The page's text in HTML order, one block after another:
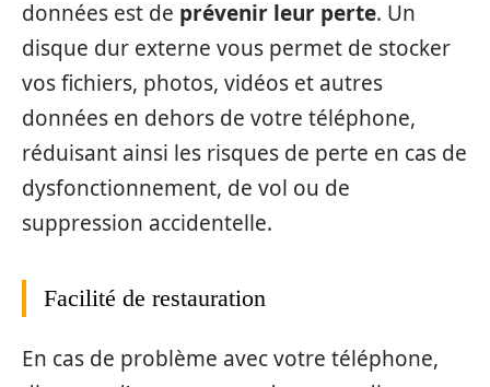
données est de prévenir leur perte. Un
disque dur externe vous permet de stocker
vos fichiers, photos, vidéos et autres
données en dehors de votre téléphone,
réduisant ainsi les risques de perte en cas de
dysfonctionnement, de vol ou de
suppression accidentelle.
Facilité de restauration
En cas de problème avec votre téléphone,